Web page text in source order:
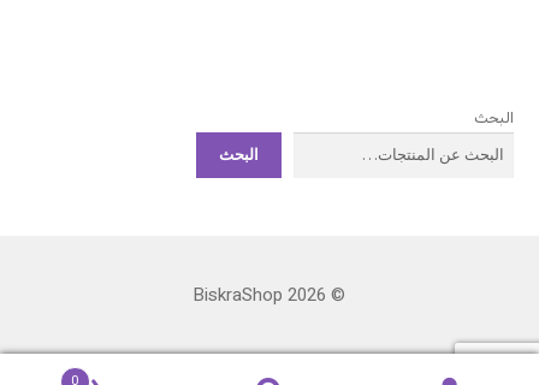
البحث
البحث
© BiskraShop 2026